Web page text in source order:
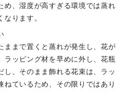
め、湿度が高すぎる環境では蒸れ
なります。
ままで置くと蒸れが発生し、花が
ラッピング材を早めに外し、花瓶
し、そのまま飾れる花束は、ラッ
ねているため、その限りではあり